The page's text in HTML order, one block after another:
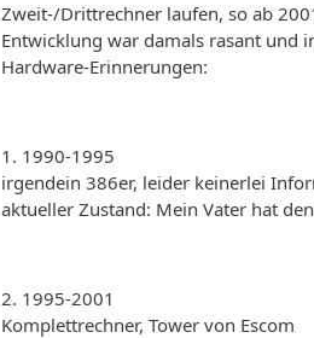
Zweit-/Drittrechner laufen, so ab
Entwicklung war damals rasant und
Hardware-Erinnerungen:
1. 1990-1995
irgendein 386er, leider keinerlei
aktueller Zustand: Mein Vater hat
2. 1995-2001
Komplettrechner, Tower von Escom